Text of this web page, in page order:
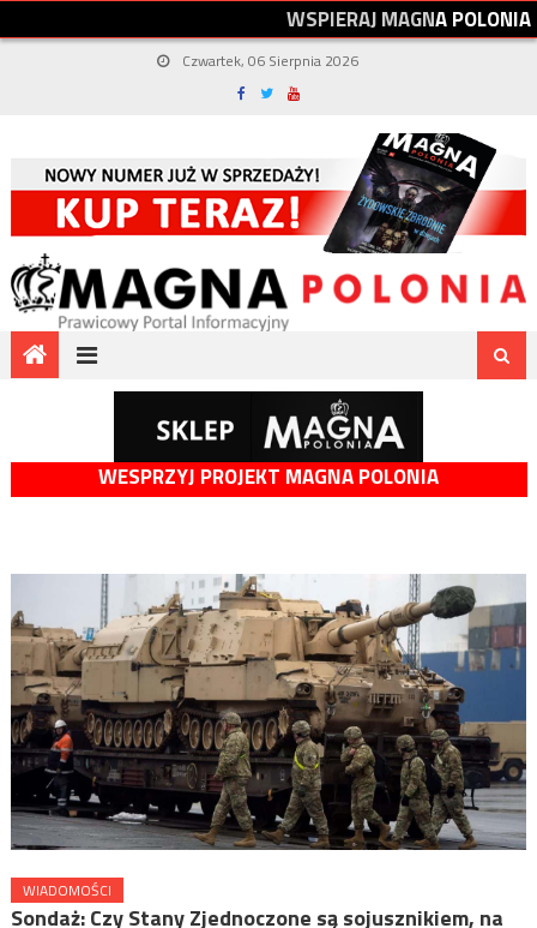
WSPIERAJMAGNAPOLONIA
Czwartek, 06 Sierpnia 2026
WESPRZYJ PROJEKT MAGNA POLONIA
WIADOMOŚCI
Sondaż: Czy Stany Zjednoczone są sojusznikiem, na